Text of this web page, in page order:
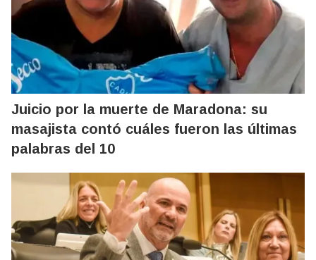
Juicio por la muerte de Maradona: su
masajista contó cuáles fueron las últimas
palabras del 10